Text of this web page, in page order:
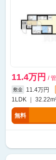
11.4万円 /
敷金 11.4万円
1LDK ｜
無料